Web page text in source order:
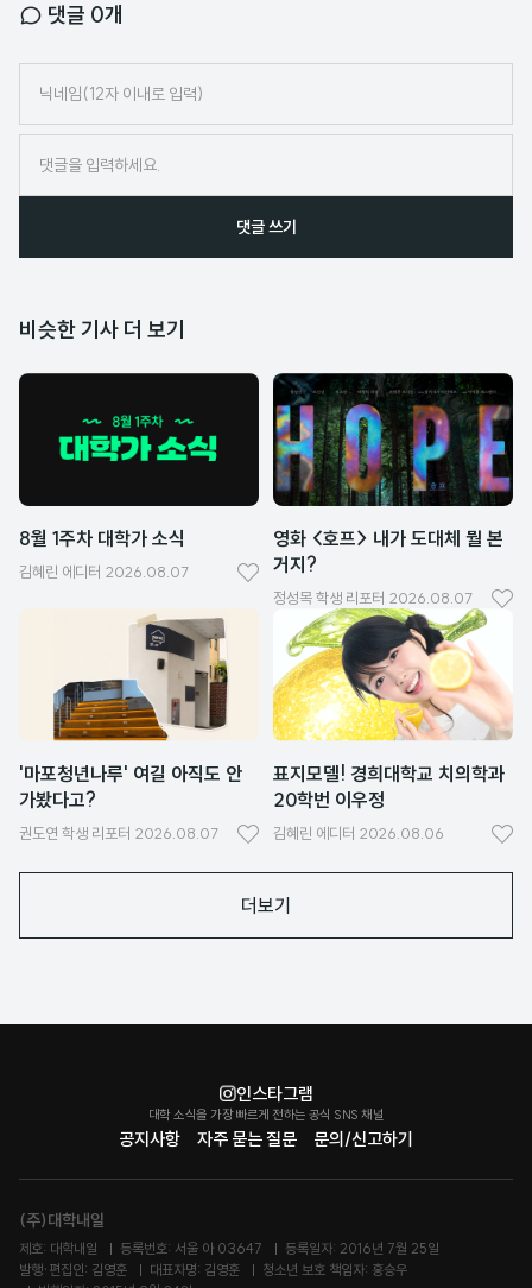
댓글 0개
임
댓글 쓰기
비슷한 기사 더 보기
8월 1주차 대학가 소식
김혜린 에디터 2026.08.07
좋
영화 <호프> 내가 도대체 뭘 본
거지?
정성목학생 리포터 2026.08.07
좋
요
'마포청년나루' 여길 아직도 안
가봤다고?
권도연 학생 리포터 2026.08.07
좋
요
표지모델! 경희대학교 치의학과
20학번 이우정
김혜린 에디터 2026.08.06
좋
더보기
공지사항 자주 묻는 질문 문의/신고하기
인스타그램
대학 소식을 가장 빠르게 전하는 공식 SNS 채널
(주)대학내일
제호: 대학내일 등록번호: 서울 아 03647
등록일자: 2016년 7월 25일
발행·편집인: 김영훈
대표자명: 김영훈
청소년 보호 책임자: 홍승우